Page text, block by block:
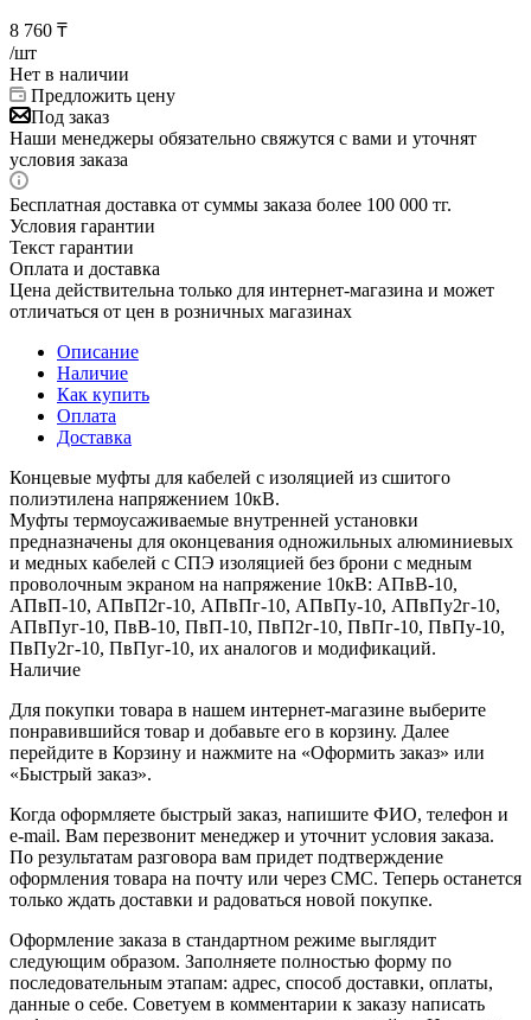
8 760 ₸
/шт
Нет в наличии
Предложить цену
Под заказ
Наши менеджеры обязательно свяжутся с вами и уточнят
условия заказа
Бесплатная доставка от суммы заказа более 100 000 тг.
Условия гарантии
Текст гарантии
Оплата и доставка
Цена действительна только для интернет-магазина и может
отличаться от цен в розничных магазинах
Описание
Наличие
Как купить
Оплата
Доставка
Концевые муфты для кабелей с изоляцией из сшитого
полиэтилена напряжением 10кВ.
Муфты термоусаживаемые внутренней установки
предназначены для оконцевания одножильных алюминиевых
и медных кабелей с СПЭ изоляцией без брони с медным
проволочным экраном на напряжение 10кВ: АПвВ-10,
АПвП-10, АПвП2г-10, АПвПг-10, АПвПу-10, АПвПу2г-10,
АПвПуг-10, ПвВ-10, ПвП-10, ПвП2г-10, ПвПг-10, ПвПу-10,
ПвПу2г-10, ПвПуг-10, их аналогов и модификаций.
Наличие
Для покупки товара в нашем интернет-магазине выберите
понравившийся товар и добавьте его в корзину. Далее
перейдите в Корзину и нажмите на «Оформить заказ» или
«Быстрый заказ».
Когда оформляете быстрый заказ, напишите ФИО, телефон и
e-mail. Вам перезвонит менеджер и уточнит условия заказа.
По результатам разговора вам придет подтверждение
оформления товара на почту или через СМС. Теперь останется
только ждать доставки и радоваться новой покупке.
Оформление заказа в стандартном режиме выглядит
следующим образом. Заполняете полностью форму по
последовательным этапам: адрес, способ доставки, оплаты,
данные о себе. Советуем в комментарии к заказу написать